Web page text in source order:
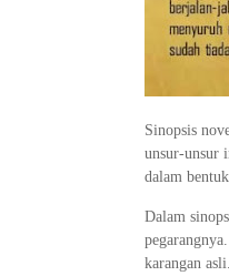
Sinopsis
unsur-unsur
dalam
Dalam
karangan asli.